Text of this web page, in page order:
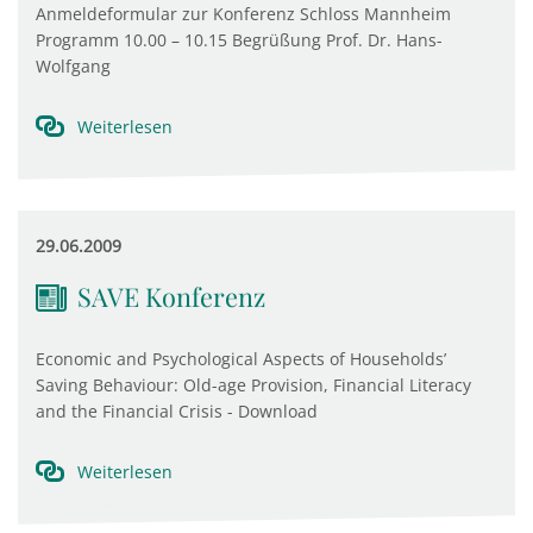
Anmeldeformular zur Konferenz Schloss Mannheim
Programm 10.00 – 10.15 Begrüßung Prof. Dr. Hans-
Wolfgang
Weiterlesen
29.06.2009
SAVE Konferenz
Economic and Psychological Aspects of Households’
Saving Behaviour: Old-age Provision, Financial Literacy
and the Financial Crisis - Download
Weiterlesen